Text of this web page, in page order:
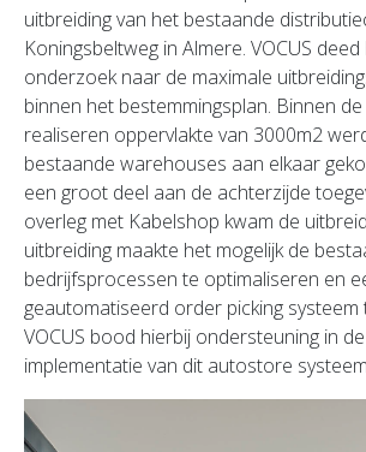
uitbreiding van het bestaande
Koningsbeltweg in Almere. VOCUS
onderzoek naar de maximale
binnen het bestemmingsplan. Binnen
realiseren oppervlakte van 3000m2
bestaande warehouses aan elkaar
een groot deel aan de achterzijde
overleg met Kabelshop kwam de
uitbreiding maakte het mogelijk de
bedrijfsprocessen te optimaliseren en
geautomatiseerd order picking systeem
VOCUS bood hierbij ondersteuning in
implementatie van dit autostore